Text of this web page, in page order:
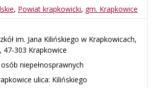
, Powiat krapkowicki, gm. Krapkowice
im. Jana Kilińskiego w Krapkowicach,
47‑303 Krapkowice
niepełnosprawnych
ulica: Kilińskiego